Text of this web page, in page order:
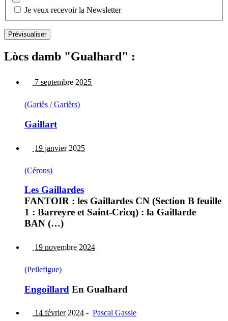
Je veux recevoir la Newsletter
Lòcs damb "Gualhard" :
7 septembre 2025
(Gariès / Garièrs)
Gaillart
19 janvier 2025
(Cérons)
Les Gaillardes
FANTOIR : les Gaillardes CN (Section B feuille
1 : Barreyre et Saint-Cricq) : la Gaillarde
BAN (…)
19 novembre 2024
(Pellefigue)
Engoillard En Gualhard
14 février 2024 - Pascal Gassie